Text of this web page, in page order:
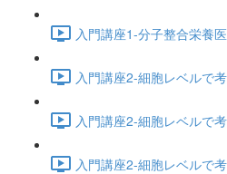
入門講座1-分子整合栄養
入門講座2-細胞レベルで
入門講座2-細胞レベルで
入門講座2-細胞レベルで